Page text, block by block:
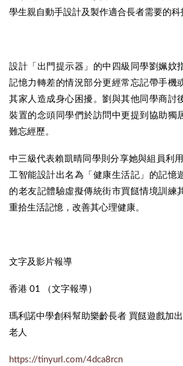
學生親自動手設計及製作適合長者需要的科
設計「出門提示器」的中四級同學劉姵妏
記憶力轉差的情況部分更經常忘記帶手機
其家人造成身心困擾。劉與其他同學商討
裝置的念頭同學們於訪問中更提到協助獨
難忘經歷。
中三級代表賴凱晴同學則分享她與組員利
工智能設計出名為「健康生活記」的記憶
的老友記體驗虛擬傳統街市買餸情境訓練
重拾生活記憶，改善其心理健康。
文字及影片報導
香港 01 （文字報導）
瑪利諾中學創科幫助樂齡長者‎ 買餸遊戲加
老人
https://tinyurl.com/4dca8rcn